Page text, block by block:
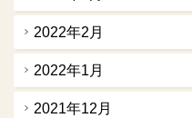
2022年2月
2022年1月
2021年12月